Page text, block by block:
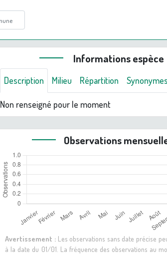
Informations espèce
Description Milieu Répartition Synonymes
Non renseigné pour le moment
Observations
Avertissement :Les observations sans date précise
à la date du 01/01. La fréquence des observations au